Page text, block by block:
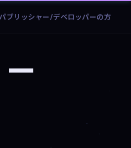
ブリッシャー/デベロッパーの方